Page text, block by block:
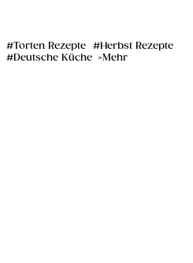
Torten Rezepte
Herbst Rezepte
Deutsche Küche Mehr